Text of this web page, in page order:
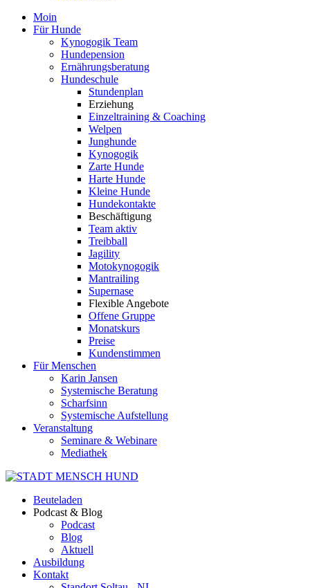
Moin
Für Hunde
Kynogogik Team
Hundepension
Ernährungsberatung
Hundeschule
Stundenplan
Erziehung
Einzeltraining & Coaching
Welpen
Junghunde
Kynogogik
Zarte Hunde
Harte Hunde
Kleine Hunde
Hundekontakte
Beschäftigung
Team aktiv
Treibball
Jagility
Motokynogogik
Mantrailing
Supernase
Flexible Angebote
Offene Gruppe
Monatskurs
Preise
Kundenstimmen
Für Menschen
Karin Jansen
Systemische Beratung
Scharfsinn
Systemische Aufstellung
Veranstaltung
Seminare & Webinare
Mediathek
Beuteladen
Podcast & Blog
Podcast
Blog
Aktuell
Ausbildung
Kontakt